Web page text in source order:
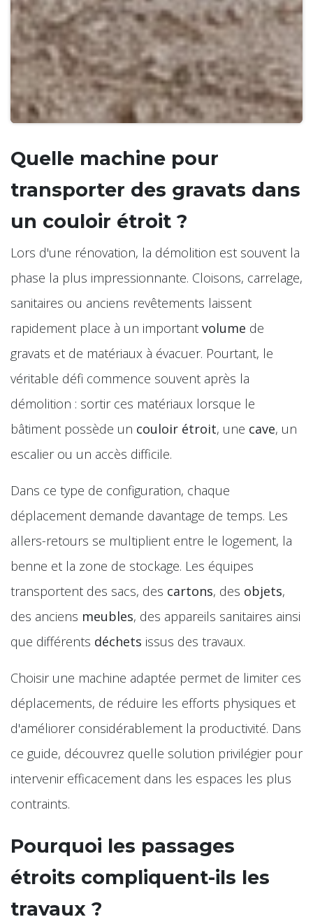
Quelle machine pour
transporter des gravats dans
un couloir étroit ?
Lors d'une rénovation, la démolition est souvent la
phase la plus impressionnante. Cloisons, carrelage,
sanitaires ou anciens revêtements laissent
rapidement place à un important volume de
gravats et de matériaux à évacuer. Pourtant, le
véritable défi commence souvent après la
démolition : sortir ces matériaux lorsque le
bâtiment possède un couloir étroit, une cave, un
escalier ou un accès difficile.
Dans ce type de configuration, chaque
déplacement demande davantage de temps. Les
allers-retours se multiplient entre le logement, la
benne et la zone de stockage. Les équipes
transportent des sacs, des cartons, des objets,
des anciens meubles, des appareils sanitaires ainsi
que différents déchets issus des travaux.
Choisir une machine adaptée permet de limiter ces
déplacements, de réduire les efforts physiques et
d'améliorer considérablement la productivité. Dans
ce guide, découvrez quelle solution privilégier pour
intervenir efficacement dans les espaces les plus
contraints.
Pourquoi les passages
étroits compliquent-ils les
travaux ?